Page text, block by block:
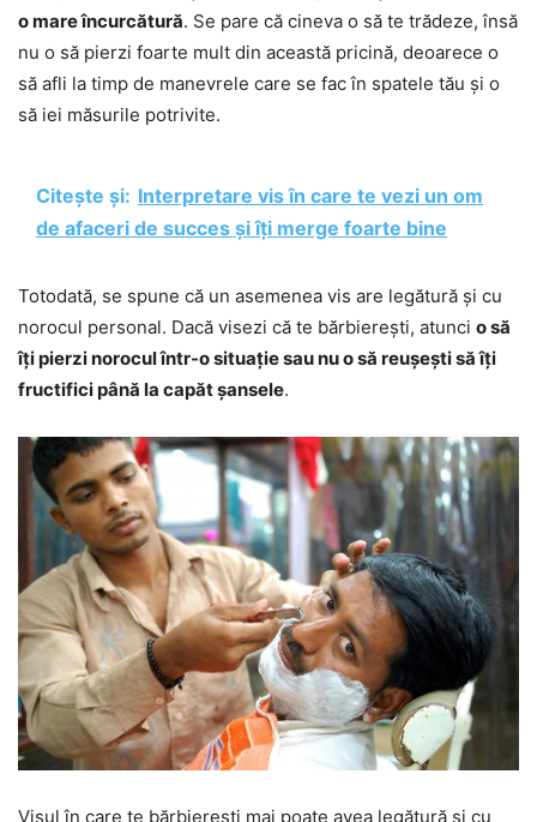
o mare încurcătură. Se pare că cineva o să te trădeze, însă
nu o să pierzi foarte mult din această pricină, deoarece o
să afli la timp de manevrele care se fac în spatele tău și o
să iei măsurile potrivite.
Citește și: Interpretare vis în care te vezi un om
de afaceri de succes și îți merge foarte bine
Totodată, se spune că un asemenea vis are legătură și cu
norocul personal. Dacă visezi că te bărbierești, atunci o să
îți pierzi norocul într-o situație sau nu o să reușești să îți
fructifici până la capăt șansele.
Visul în care te bărbierești mai poate avea legătură și cu